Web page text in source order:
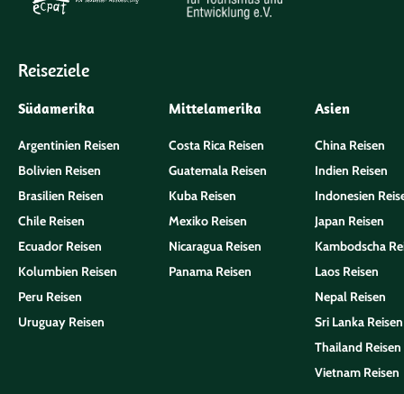
Reiseziele
Südamerika
Argentinien Reisen
Bolivien Reisen
Brasilien Reisen
Chile Reisen
Ecuador Reisen
Kolumbien Reisen
Peru Reisen
Uruguay Reisen
Mittelamerika
Costa Rica Reisen
Guatemala Reisen
Kuba Reisen
Mexiko Reisen
Nicaragua Reisen
Panama Reisen
Asien
China Reisen
Indien Reisen
Indonesien
Japan Reisen
Kambodscha
Laos Reisen
Nepal Reisen
Sri Lanka Reisen
Thailand Reisen
Vietnam Reisen